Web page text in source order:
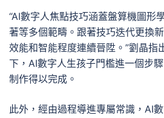
“AI數字人焦點技巧涵蓋盤算機圖形
著等多個範疇。跟著技巧迭代更換
效能和智能程度連續晉陞。”劉晶指
下，AI數字人生孩子門檻進一個步
制作得以完成。
此外，經由過程導進專屬常識，AI